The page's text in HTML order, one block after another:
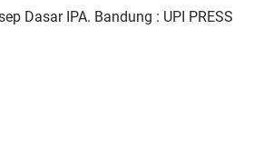
Dasar IPA. Bandung : UPI PRESS